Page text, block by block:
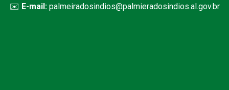
✉️ E-mail: palmeiradosindios@palmieradosindios.al.gov.br